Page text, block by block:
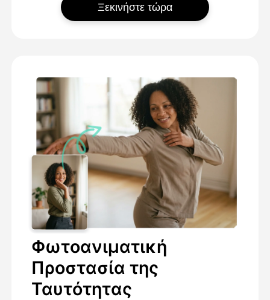
Ξεκινήστε τώρα
Φωτοανιματική
Προστασία της
Ταυτότητας